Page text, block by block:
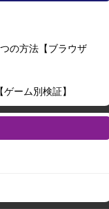
の方法【ブラウザ
ーム別検証】